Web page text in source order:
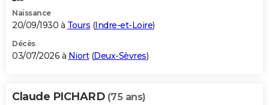
Naissance
20/09/1930 à Tours (Indre-et-Loire)
Décès
03/07/2026 à Niort(Deux-Sèvres)
Claude PICHARD (75 ans)